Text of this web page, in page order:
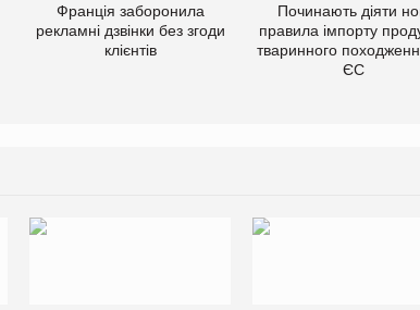
Франція заборонила
рекламні дзвінки без згоди
клієнтів
Починають діяти
правила імпорту
тваринного
ЄС